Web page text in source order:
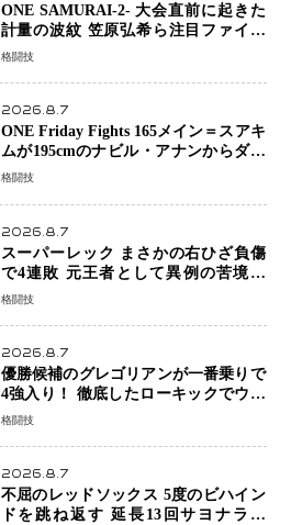
ONE SAMURAI-2- 大会直前に起きた
計量の波紋 笠原弘希ら注目ファイタ
ーは契約体重で決戦へ、山本歩夢と平
格闘技
2026.8.7
ONE Friday Fights 165メイン＝スアキ
ムが195cmのナビル・アナンからダウ
ン奪取！猛反撃を耐え抜き判定勝利、
格闘技
2026.8.7
スーパーレック まさかの右ひざ負傷
で4連敗 元王者として異例の苦境…
「アクシデント」でも消えない危険信
格闘技
2026.8.7
優勝候補のグレゴリアンが一番乗りで
4強入り！ 徹底したローキックでウス
ビャンを攻略、判定勝利
格闘技
2026.8.7
不屈のレッドソックス 5度のビハイン
ドを跳ね返す 延長13回サヨナラ勝